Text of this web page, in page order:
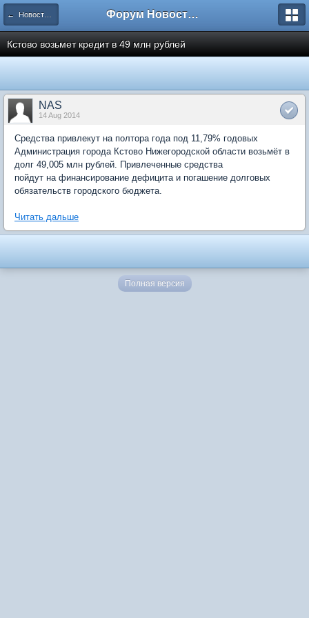
← Новости рынка недвижимости Форум Новостройки
Кстово возьмет кредит в 49 млн рублей
NAS
14 Aug 2014
Средства привлекут на полтора года под 11,79% годовых
Администрация города Кстово Нижегородской области возьмёт в
долг 49,005 млн рублей. Привлеченные средства
пойдут на финансирование дефицита и погашение долговых
обязательств городского бюджета.
Читать дальше
Полная версия